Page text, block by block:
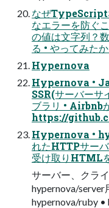
なぜTypeScript
なエラーを防ぐ
の値は⽂字列？
る • やってみた
Hypernova
Hypernova •
SSR(サーバーサ
ブラリ • Airbnb
https://
Hypernova •
れたHTTPサー
受け取りHTML
サーバー、クラ
hypernova/server
hypernova/ruby